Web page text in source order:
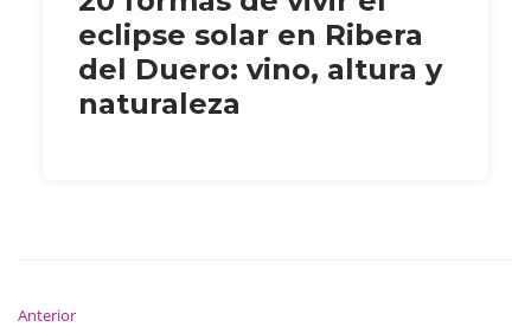
eclipse solar en Ribera
del Duero: vino, altura y
naturaleza
Anterior